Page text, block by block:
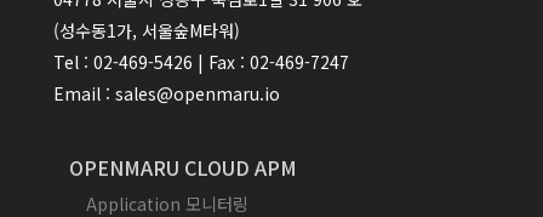
(성수동1가, 서울숲M타워)
Tel : 02-469-5426 | Fax : 02-469-7247
Email : sales@openmaru.io
OPENMARU CLOUD APM
Application 모니터링